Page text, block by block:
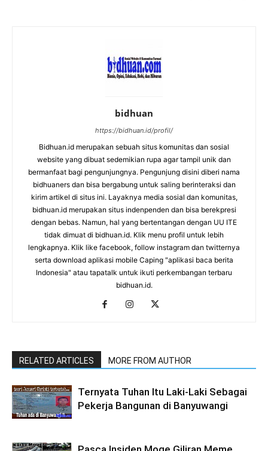
bidhuan
https://bidhuan.id/profil/
Bidhuan.id merupakan sebuah situs komunitas dan sosial
website yang dibuat sedemikian rupa agar tampil unik dan
bermanfaat bagi pengunjungnya. Pengunjung disini diberi nama
bidhuaners dan bisa bergabung untuk saling berinteraksi dan
kirim artikel di situs ini. Layaknya media sosial dan komunitas,
bidhuan.id merupakan situs indenpenden dan bisa berekpresi
dengan bebas. Namun, hal yang bertentangan dengan UU ITE
tidak dimuat di bidhuan.id. Klik menu profil untuk lebih
lengkapnya. Klik like facebook, follow instagram dan twitternya
serta download aplikasi mobile Caping "aplikasi baca berita
Indonesia" atau tapatalk untuk ikuti perkembangan terbaru
bidhuan.id.
RELATED ARTICLES MORE FROM AUTHOR
Ternyata Tuhan Itu Laki-Laki Sebagai
Pekerja Bangunan di Banyuwangi